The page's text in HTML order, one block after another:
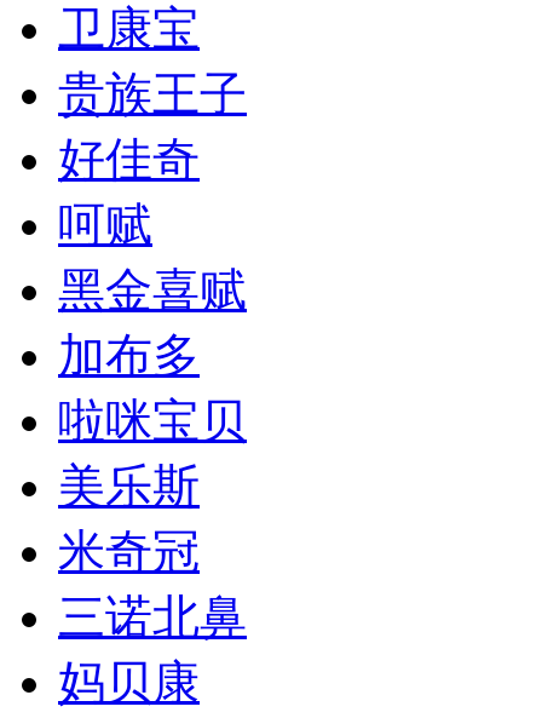
​卫康宝
贵族王子
好佳奇
呵赋
黑金喜赋
加布多
啦咪宝贝
美乐斯
米奇冠
三诺北鼻
妈贝康